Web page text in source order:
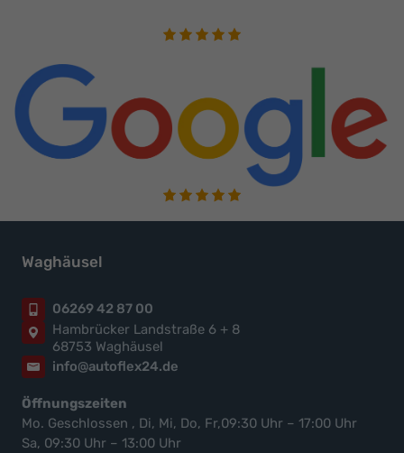
Waghäusel
06269 42 87 00
Hambrücker Landstraße 6 + 8
68753 Waghäusel
info@autoflex24.de
Öffnungszeiten
Mo. Geschlossen , Di, Mi, Do, Fr,09:30 Uhr – 17:00 Uhr
Sa, 09:30 Uhr – 13:00 Uhr